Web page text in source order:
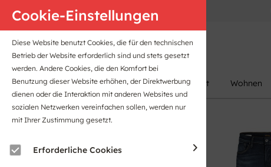
Anfahrt B2B-Portal
Damen Herren Kinder Sport Wohnen
Cookie-Einstellungen
Diese Website benutzt Cookies, die für den technischen
Betrieb der Website erforderlich sind und stets gesetzt
werden. Andere Cookies, die den Komfort bei
Benutzung dieser Website erhöhen, der Direktwerbung
dienen oder die Interaktion mit anderen Websites und
sozialen Netzwerken vereinfachen sollen, werden nur
mit Ihrer Zustimmung gesetzt.
Erforderliche Cookies